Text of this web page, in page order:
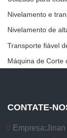
Nivelamento e
Transporte fiável
Máquina de Corte
CONTATE-
Empresa:Jinan